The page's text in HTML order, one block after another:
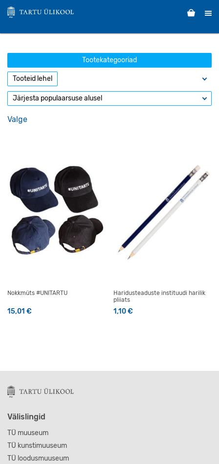
Tootekategooriad
Valge
Nokkmüts #UNITARTU
15,01 €
Haridusteaduste instituudi harilik
pliiats
1,10€
Välislingid
TÜ muuseum
TÜ kunstimuuseum
TÜ loodusmuuseum